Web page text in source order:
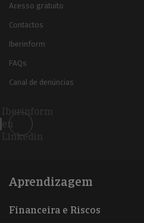
Acesso gratuito
Contactos
Iberinform
FAQs
Canal de denúncias
Iberinform
en
Linkedin
Aprendizagem
Financeira e Riscos